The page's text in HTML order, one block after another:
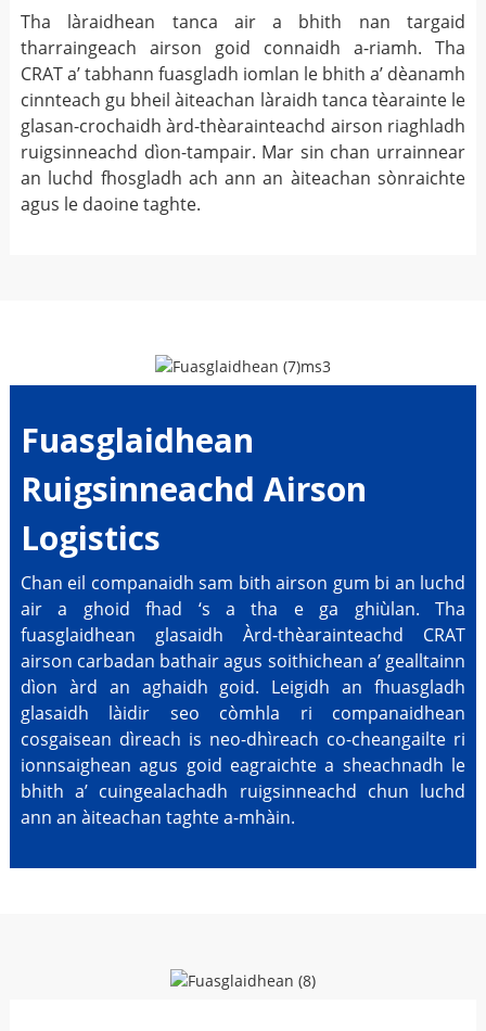
Tha làraidhean tanca air a bhith nan targaid
tharraingeach airson goid connaidh a-riamh. Tha
CRAT a’ tabhann fuasgladh iomlan le bhith a’ dèanamh
cinnteach gu bheil àiteachan làraidh tanca tèarainte le
glasan-crochaidh àrd-thèarainteachd airson riaghladh
ruigsinneachd dìon-tampair. Mar sin chan urrainnear
an luchd fhosgladh ach ann an àiteachan sònraichte
agus le daoine taghte.
Fuasglaidhean
Ruigsinneachd Airson
Logistics
Chan eil companaidh sam bith airson gum bi an luchd
air a ghoid fhad ‘s a tha e ga ghiùlan. Tha
fuasglaidhean glasaidh Àrd-thèarainteachd CRAT
airson carbadan bathair agus soithichean a’ gealltainn
dìon àrd an aghaidh goid. Leigidh an fhuasgladh
glasaidh làidir seo còmhla ri companaidhean
cosgaisean dìreach is neo-dhìreach co-cheangailte ri
ionnsaighean agus goid eagraichte a sheachnadh le
bhith a’ cuingealachadh ruigsinneachd chun luchd
ann an àiteachan taghte a-mhàin.